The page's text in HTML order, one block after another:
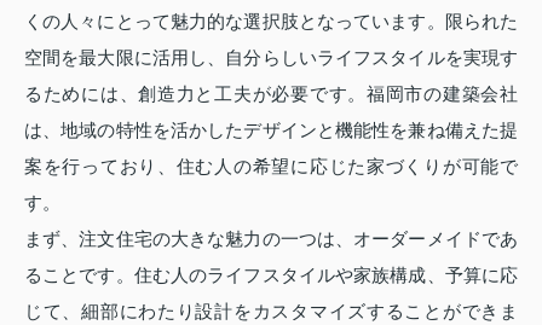
くの人々にとって魅力的な選択肢となっています。限られた
空間を最大限に活用し、自分らしいライフスタイルを実現す
るためには、創造力と工夫が必要です。福岡市の建築会社
は、地域の特性を活かしたデザインと機能性を兼ね備えた提
案を行っており、住む人の希望に応じた家づくりが可能で
す。
まず、注文住宅の大きな魅力の一つは、オーダーメイドであ
ることです。住む人のライフスタイルや家族構成、予算に応
じて、細部にわたり設計をカスタマイズすることができま